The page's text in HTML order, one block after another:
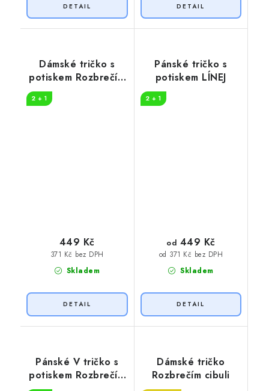
Dámské tričko s
potiskem Rozbrečím
2 + 1
Skladem
371 Kč bez DPH
449 Kč
Pánské tričko s
potiskem LÍNEJ
2 + 1
Skladem
od 371 Kč bez DPH
od 449 Kč
Pánské V tričko s
potiskem Rozbrečím
Dámské tričko
Rozbrečím cibuli